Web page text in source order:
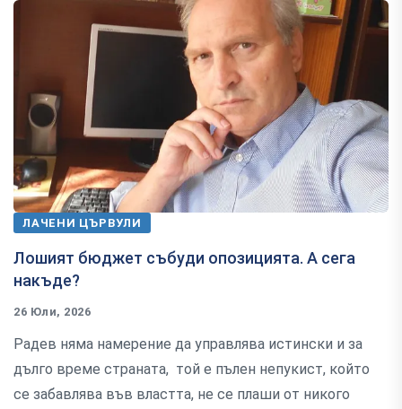
ЛАЧЕНИ ЦЪРВУЛИ
Лошият бюджет събуди опозицията. А сега
накъде?
26 Юли, 2026
Радев няма намерение да управлява истински и за
дълго време страната, той е пълен непукист, който
се забавлява във властта, не се плаши от никого